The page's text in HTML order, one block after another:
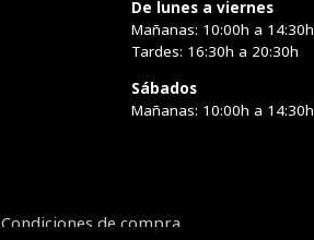
De lunes a viernes
Mañanas: 10:00h a 14:30h
Tardes: 16:30h a 20:30h
Sábados
Mañanas: 10:00h a 14:30h
Condiciones de compra